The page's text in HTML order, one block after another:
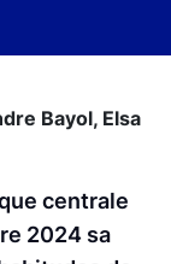
Bayol, Elsa
centrale
2024 sa